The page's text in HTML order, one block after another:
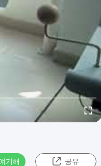
기해 공유